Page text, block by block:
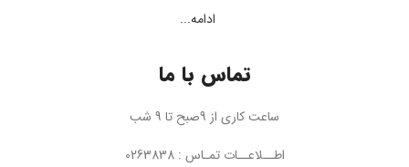
ادامه...
تماس با ما
ساعت کاری از 9صبح تا 9 شب
اطــلاعــات تمـاس : 0263838